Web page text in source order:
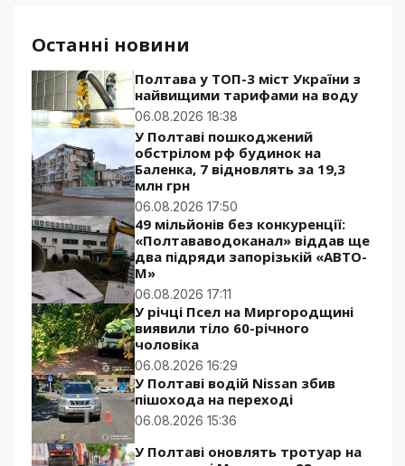
Останні новини
Полтава у ТОП-3 міст України з
найвищими тарифами на воду
06.08.2026 18:38
У Полтаві пошкоджений
обстрілом рф будинок на
Баленка, 7 відновлять за 19,3
млн грн
06.08.2026 17:50
49 мільйонів без конкуренції:
«Полтававодоканал» віддав ще
два підряди запорізькій «АВТО-
М»
06.08.2026 17:11
У річці Псел на Миргородщині
виявили тіло 60-річного
чоловіка
06.08.2026 16:29
У Полтаві водій Nissan збив
пішохода на переході
06.08.2026 15:36
У Полтаві оновлять тротуар на